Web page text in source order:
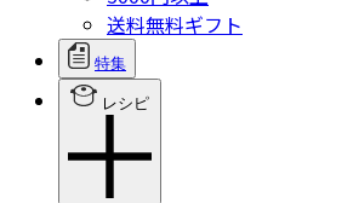
送料無料ギフト
特集
レシピ